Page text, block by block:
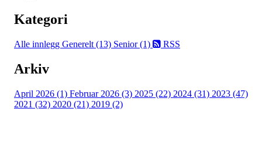
Kategori
Alle innlegg Generelt (13) Senior (1) RSS
Arkiv
April 2026 (1) Februar 2026 (3) 2025 (22) 2024 (31) 2023 (47)
2021 (32) 2020 (21) 2019 (2)